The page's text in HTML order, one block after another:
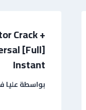
Crack +
[Full]
Instant
بواسطةعليا